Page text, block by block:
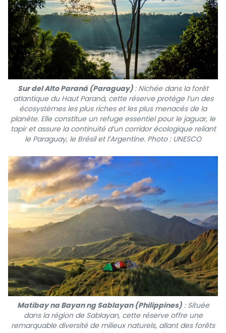
Sur del Alto Paraná (Paraguay) : Nichée dans la forêt
atlantique du Haut Paraná, cette réserve protège l’un des
écosystèmes les plus riches et les plus menacés de la
planète. Elle constitue un refuge essentiel pour le jaguar, le
tapir et assure la continuité d’un corridor écologique reliant
le Paraguay, le Brésil et l’Argentine. Photo : UNESCO
Matibay na Bayan ng Sablayan (Philippines): Située
dans la région de Sablayan, cette réserve offre une
remarquable diversité de milieux naturels, allant des forêts